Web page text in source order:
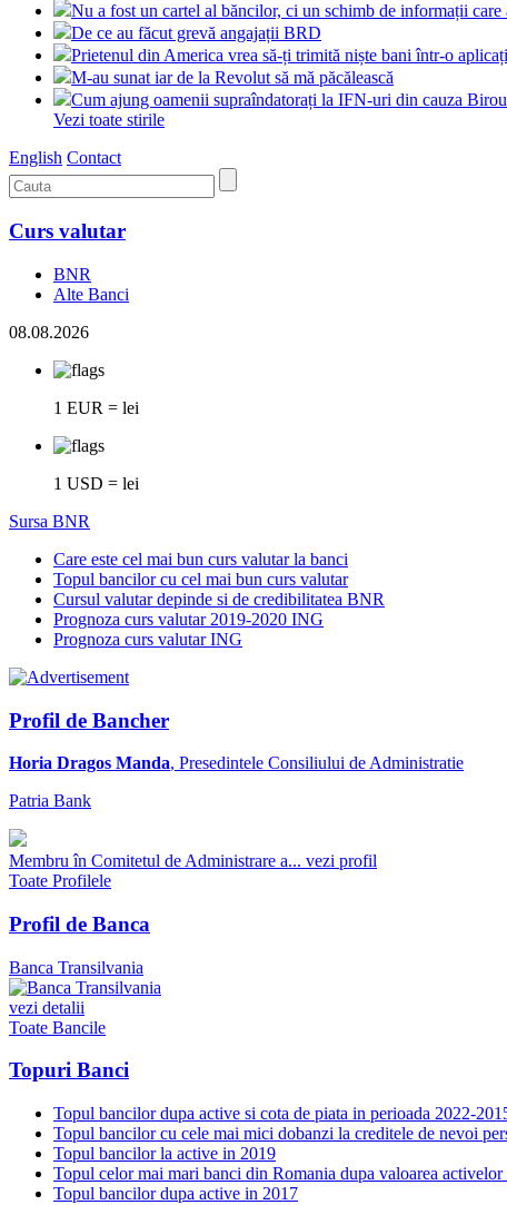
Nu a fost un cartel al băncilor, ci un schimb de informații
De ce au făcut grevă angajații BRD
Prietenul din America vrea să-ți trimită niște bani într-o
M-au sunat iar de la Revolut să mă păcălească
Cum ajung oamenii supraîndatorați la IFN-uri din cauza
Vezi toate stirile
English Contact
Curs valutar
BNR
Alte Banci
08.08.2026
1 EUR = lei
1 USD = lei
Sursa BNR
Care este cel mai bun curs valutar la banci
Topul bancilor cu cel mai bun curs valutar
Cursul valutar depinde si de credibilitatea BNR
Prognoza curs valutar 2019-2020 ING
Prognoza curs valutar ING
Profil de Bancher
Horia Dragos Manda, Presedintele Consiliului de Administratie
Patria Bank
Membru în Comitetul de Administrare a... vezi profil
Toate Profilele
Profil de Banca
Banca Transilvania
vezi detalii
Toate Bancile
Topuri Banci
Topul bancilor dupa active si cota de piata in perioada 2022-
Topul bancilor cu cele mai mici dobanzi la creditele de nevoi
Topul bancilor la active in 2019
Topul celor mai mari banci din Romania dupa valoarea
Topul bancilor dupa active in 2017